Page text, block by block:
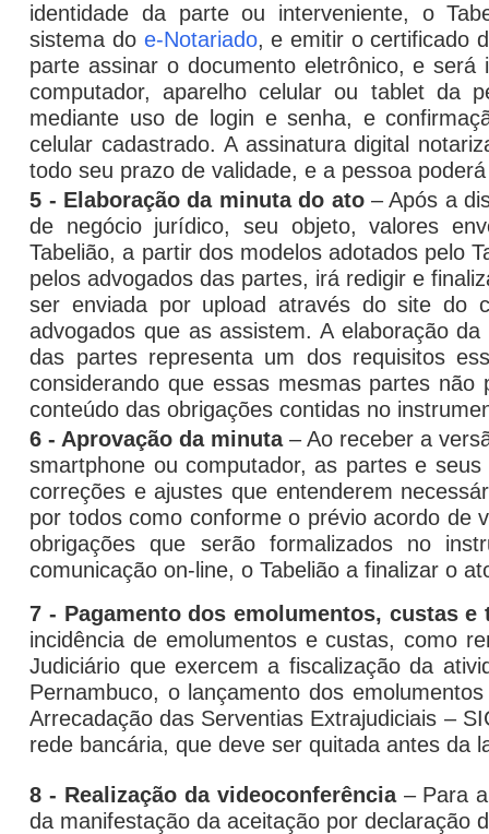
identidade da parte ou interveniente, o
sistema do e-Notariado, e emitir o certificado
parte assinar o documento eletrônico, e
computador, aparelho celular ou tabletda
mediante uso de
login e senha, e
celular cadastrado. A assinatura digital
todo seu prazo de validade, e a pessoa
5 - Elaboração da minuta do ato– Após a
de negócio jurídico, seu objeto, valores
Tabelião, a partir dos modelos adotados pelo
pelos advogados das partes, irá redigir e
ser enviada por upload através do site do
advogados que as assistem. A elaboração
das partes representa um dos requisitos
considerando que essas mesmas partes
conteúdo das obrigações contidas no
6 - Aprovação da minuta– Ao receber a
smartphone ou computador, as partes e
correções e ajustes que entenderem
por todos como conforme o prévio acordo de
obrigações que serão formalizados no
comunicaçãoon-line, o Tabelião a finalizar o
7 - Pagamento dos emolumentos, custas e
incidência de emolumentos e custas, como
Judiciário que exercem a fiscalização da
Pernambuco, o lançamento dos
Arrecadação das Serventias Extrajudiciais –
rede bancária, que deve ser quitada antes da
8 - Realização da videoconferência– Para a
da manifestação da aceitação por declaração